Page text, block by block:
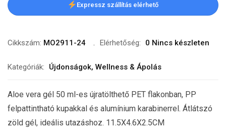
Expressz szállítás elérhető
Cikkszám: MO2911-24 Elérhetőség: 0 Nincs készleten
Kategóriák: Újdonságok, Wellness & Ápolás
Aloe vera gél 50 ml-es újratölthető PET flakonban, PP
felpattintható kupakkal és alumínium karabinerrel. Átlátszó
zöld gél, ideális utazáshoz. 11.5X4.6X2.5CM